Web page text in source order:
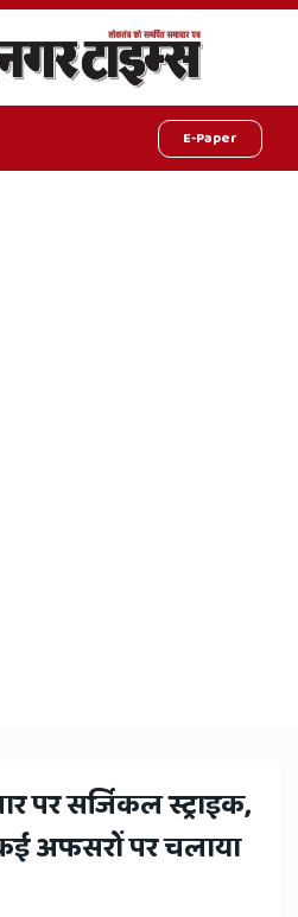
E-Paper
पर सर्जिकल स्ट्राइक,
अफसरों पर चलाया